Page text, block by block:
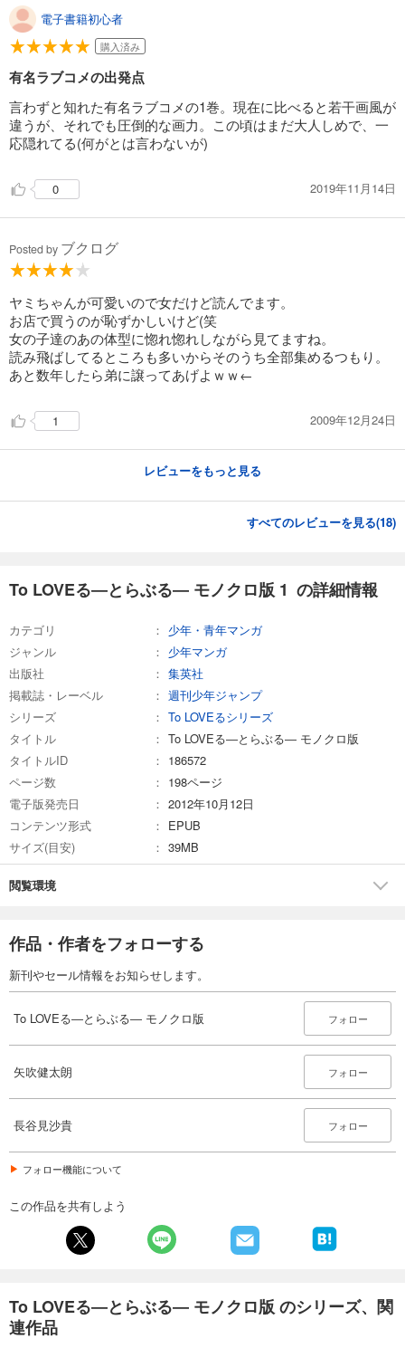
電子書籍初心者
購入済み
有名ラブコメの出発点
言わずと知れた有名ラブコメの1巻。現在に比べると若干画風が
違うが、それでも圧倒的な画力。この頃はまだ大人しめで、一
応隠れてる(何がとは言わないが)
0 2019年11月14日
Posted by ブクログ
ヤミちゃんが可愛いので女だけど読んでます。
お店で買うのが恥ずかしいけど(笑
女の子達のあの体型に惚れ惚れしながら見てますね。
読み飛ばしてるところも多いからそのうち全部集めるつもり。
あと数年したら弟に譲ってあげよｗｗ←
1 2009年12月24日
レビューをもっと見る
すべてのレビューを見る(18)
To LOVEる―とらぶる― モノクロ版 1 の詳細情報
カテゴリ
少年・青年マンガ
ジャンル
少年マンガ
出版社
集英社
掲載誌・レーベル
週刊少年ジャンプ
シリーズ
To LOVEるシリーズ
タイトル
To LOVEる―とらぶる― モノクロ版
タイトルID
186572
ページ数
198ページ
電子版発売日
2012年10月12日
コンテンツ形式
EPUB
サイズ(目安)
39MB
閲覧環境
作品・作者をフォローする
新刊やセール情報をお知らせします。
To LOVEる―とらぶる― モノクロ版 フォロー
矢吹健太朗 フォロー
長谷見沙貴 フォロー
フォロー機能について
この作品を共有しよう
To LOVEる―とらぶる― モノクロ版 のシリーズ、関
連作品